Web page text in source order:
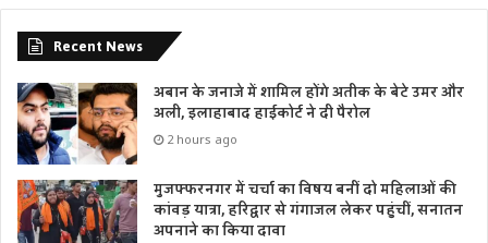
Recent News
अबान के जनाजे में शामिल होंगे अतीक के बेटे उमर और
अली, इलाहाबाद हाईकोर्ट ने दी पैरोल
2 hours ago
मुजफ्फरनगर में चर्चा का विषय बनीं दो महिलाओं की
कांवड़ यात्रा, हरिद्वार से गंगाजल लेकर पहुंचीं, सनातन
अपनाने का किया दावा